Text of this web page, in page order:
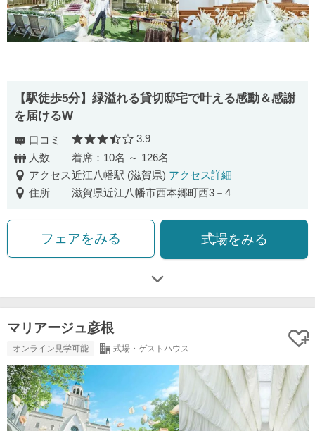
【駅徒歩5分】緑溢れる貸切邸宅で叶える感動＆感謝
を届けるW
口コミ 口コミ評価
3.9
人数
着席：10名 ～ 126名
アクセス近江八幡駅 (滋賀県) アクセス詳細
住所
滋賀県近江八幡市西本郷町西3－4
フェアをみる 式場をみる
マリアージュ彦根
オンライン見学可能 式場・ゲストハウス